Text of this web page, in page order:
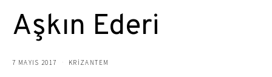
Aşkın Ederi
7 MAYIS 2017 KRIZANTEM